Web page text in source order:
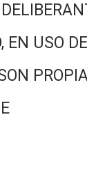
EN USO DE